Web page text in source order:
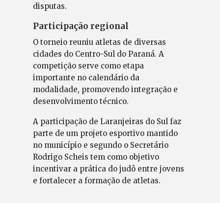
disputas.
Participação regional
O torneio reuniu atletas de diversas
cidades do Centro-Sul do Paraná. A
competição serve como etapa
importante no calendário da
modalidade, promovendo integração e
desenvolvimento técnico.
A participação de Laranjeiras do Sul faz
parte de um projeto esportivo mantido
no município e segundo o Secretário
Rodrigo Scheis tem como objetivo
incentivar a prática do judô entre jovens
e fortalecer a formação de atletas.